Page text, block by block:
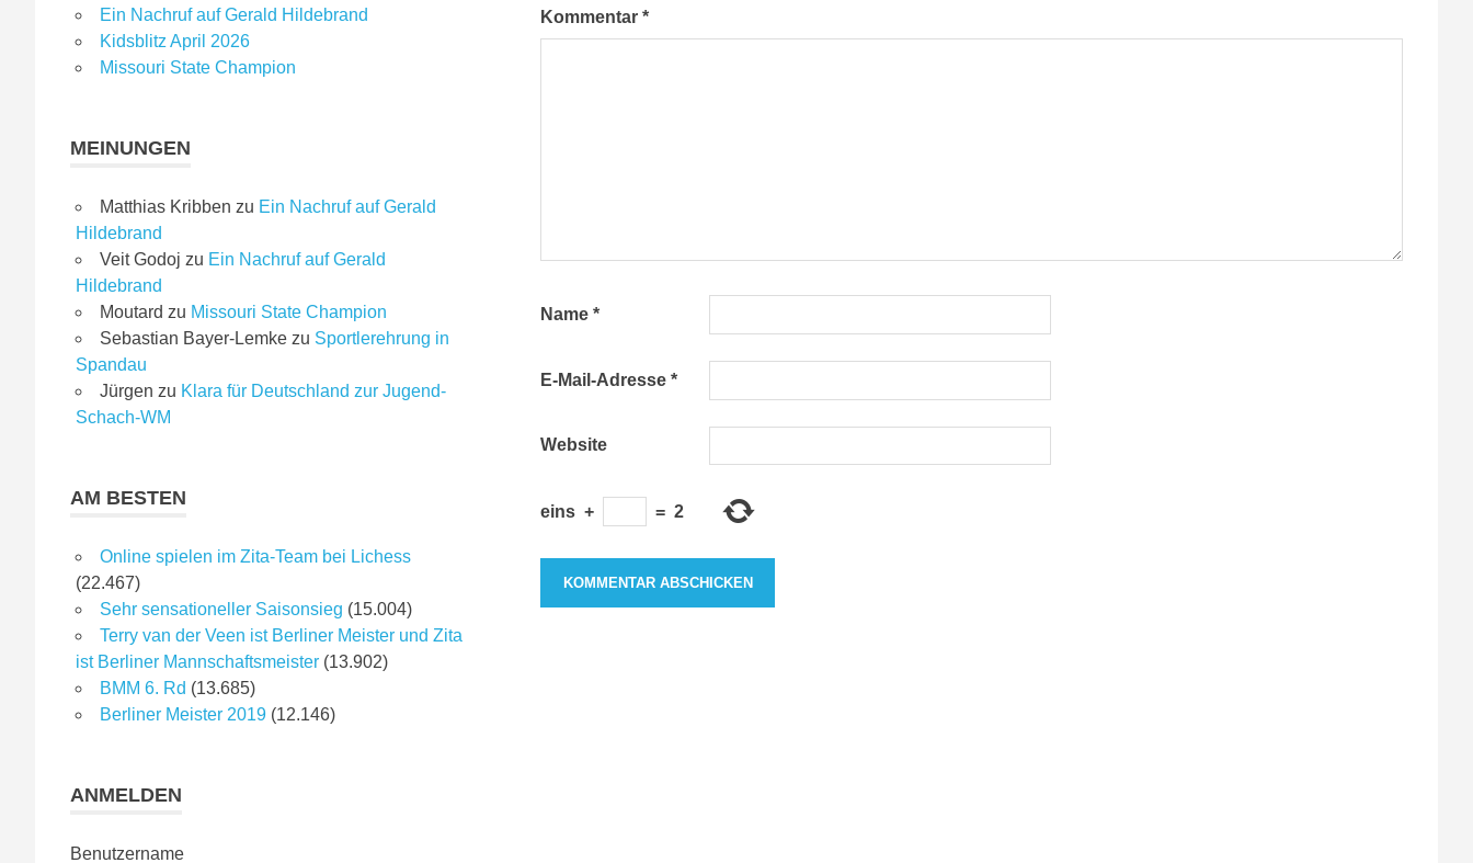
Kommentar *
Name *
E-Mail-Adresse *
Website
eins + = 2
Ein Nachruf auf Gerald Hildebrand
Kidsblitz April 2026
Missouri State Champion
MEINUNGEN
Matthias Kribben zu Ein Nachruf auf Gerald
Hildebrand
Veit Godoj zu Ein Nachruf auf Gerald
Hildebrand
Moutard zu Missouri State Champion
Sebastian Bayer-Lemkezu Sportlerehrung in
Spandau
Jürgen zu Klara für Deutschland zur Jugend-
Schach-WM
AM BESTEN
Online spielen im Zita-Team bei Lichess
(22.467)
Sehr sensationeller Saisonsieg (15.004)
Terry van der Veen ist Berliner Meister und Zita
ist Berliner Mannschaftsmeister (13.902)
BMM 6. Rd (13.685)
Berliner Meister 2019 (12.146)
ANMELDEN
Benutzername